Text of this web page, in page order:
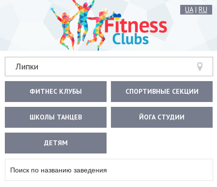
UA| RU
Липки
ФИТНЕС КЛУБЫ СПОРТИВНЫЕ СЕКЦИИ
ШКОЛЫ ТАНЦЕВ ЙОГА СТУДИИ
ДЕТЯМ